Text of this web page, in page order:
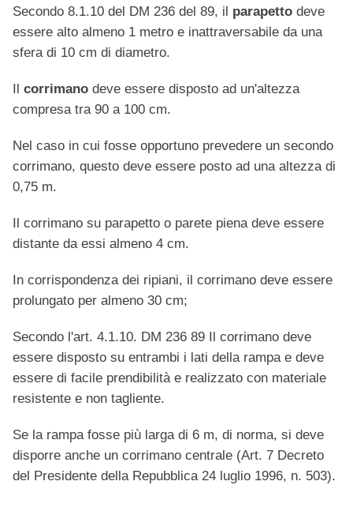
Secondo 8.1.10 del DM 236 del 89, il parapetto deve
essere alto almeno 1 metro e inattraversabile da una
sfera di 10 cm di diametro.
corrimano deve essere disposto ad un'altezza
compresa tra 90 a 100 cm.
Nel caso in cui fosse opportuno prevedere un secondo
corrimano, questo deve essere posto ad una altezza di
0,75 m.
Il corrimano su parapetto o parete piena deve essere
distante da essi almeno 4 cm.
In corrispondenza dei ripiani, il corrimano deve essere
prolungato per almeno 30 cm;
Secondo l'art. 4.1.10. DM 236 89 Il corrimano deve
essere disposto su entrambi i lati della rampa e deve
essere di facile prendibilità e realizzato con materiale
resistente e non tagliente.
Se la rampa fosse più larga di 6 m, di norma, si deve
disporre anche un corrimano centrale (Art. 7 Decreto
del Presidente della Repubblica 24 luglio 1996, n. 503).